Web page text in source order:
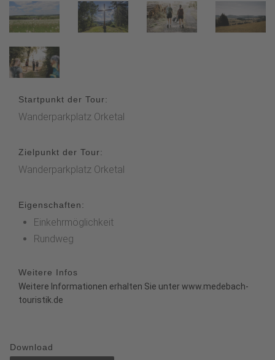
Startpunkt der Tour:
Wanderparkplatz Orketal
Zielpunkt der Tour:
Wanderparkplatz Orketal
Eigenschaften:
Einkehrmöglichkeit
Rundweg
Weitere Infos
Weitere Informationen erhalten Sie unterwww.medebach-
touristik.de
Download